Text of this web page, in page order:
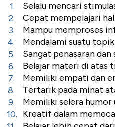
Selalu mencari
Cepat mempelajari
Mampu memproses
Mendalami suatu
Sangat penasaran
Belajar materi di atas
Memiliki empati dan
Tertarik pada minat
Memiliki selera humor
Kreatif dalam